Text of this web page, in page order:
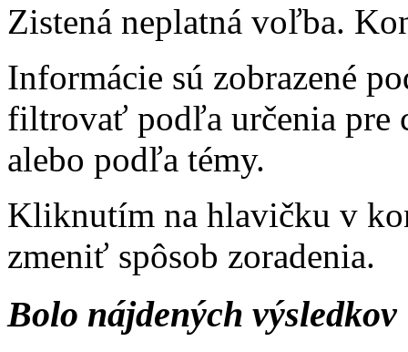
Zistená neplatná voľba.
Informácie sú zobrazené
filtrovať podľa určenia pre
alebo podľa témy.
Kliknutím na hlavičku v
zmeniť spôsob zoradenia.
Bolo nájdených výsledkov